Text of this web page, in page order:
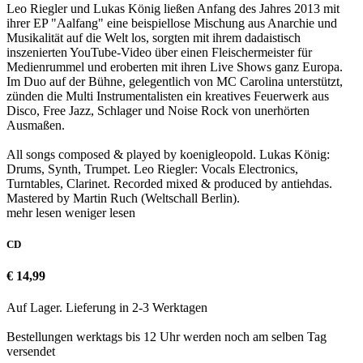
Leo Riegler und Lukas König ließen Anfang des Jahres 2013 mit
ihrer EP "Aalfang" eine beispiellose Mischung aus Anarchie und
Musikalität auf die Welt los, sorgten mit ihrem dadaistisch
inszenierten YouTube-Video über einen Fleischermeister für
Medienrummel und eroberten mit ihren Live Shows ganz Europa.
Im Duo auf der Bühne, gelegentlich von MC Carolina unterstützt,
zünden die Multi Instrumentalisten ein kreatives Feuerwerk aus
Disco, Free Jazz, Schlager und Noise Rock von unerhörten
Ausmaßen.
All songs composed & played by koenigleopold. Lukas König:
Drums, Synth, Trumpet. Leo Riegler: Vocals Electronics,
Turntables, Clarinet. Recorded mixed & produced by antiehdas.
Mastered by Martin Ruch (Weltschall Berlin).
mehr lesen weniger lesen
CD
€ 14,99
Auf Lager. Lieferung in 2-3 Werktagen
Bestellungen werktags bis 12 Uhr werden noch am selben Tag
versendet